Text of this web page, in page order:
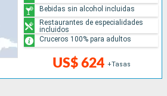
US$ 624 +Tasas
Bebidas sin alcohol incluidas
Restaurantes de especialidades
incluidos
Cruceros 100% para adultos